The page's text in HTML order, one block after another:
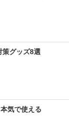
策グッズ8選
気で使える